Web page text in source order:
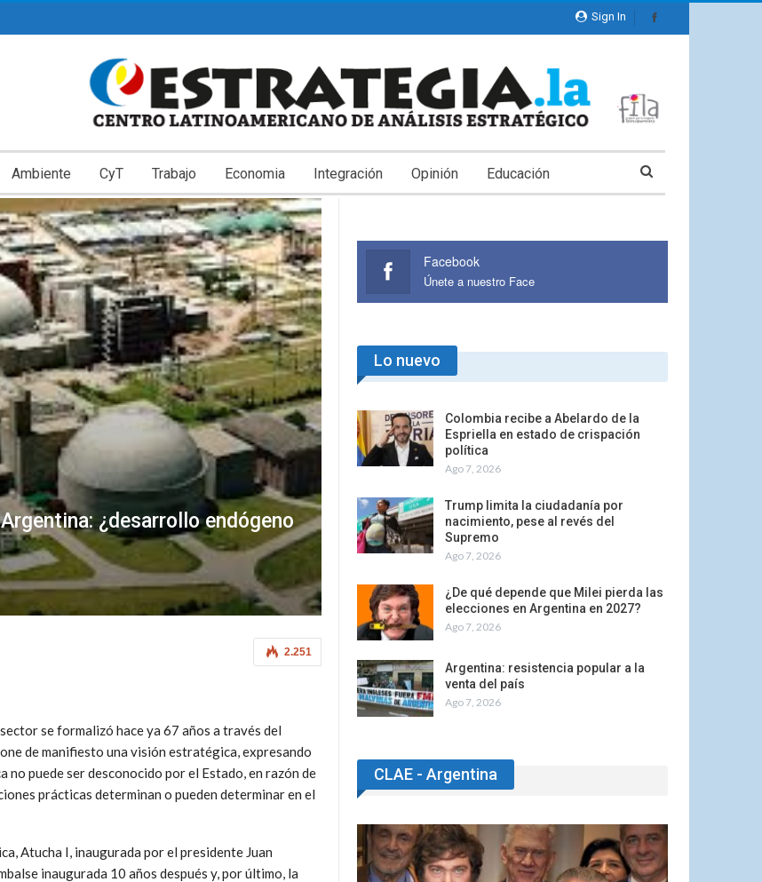
Sign In
Ambiente CyT Trabajo Economia Integración Opinión Educación
¿desarrollo endógeno
2.251
se formalizó hace ya 67 años a través del
de manifiesto una visión estratégica, expresando
puede ser desconocido por el Estado, en razón de
prácticas determinan o pueden determinar en el
Atucha I, inaugurada por el presidente Juan
inaugurada 10 años después y, por último, la
Facebook
Únete a nuestro Face
Lo nuevo
Colombia recibe a Abelardo de la
Espriella en estado de crispación
política
Ago 7, 2026
Trump limita la ciudadanía por
nacimiento, pese al revés del
Supremo
Ago 7, 2026
¿De qué depende que Milei pierda las
elecciones en Argentina en 2027?
Ago 7, 2026
Argentina: resistencia popular a la
venta del país
Ago 7, 2026
CLAE - Argentina